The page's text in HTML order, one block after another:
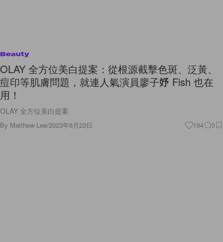
Beauty
OLAY 全方位美白提案：從根源截擊色斑、泛黃、
痘印等肌膚問題，就連人氣演員廖子妤 Fish 也在
用！
OLAY 全方位美白提案
By Matthew Lee/2023年6月23日 194 0